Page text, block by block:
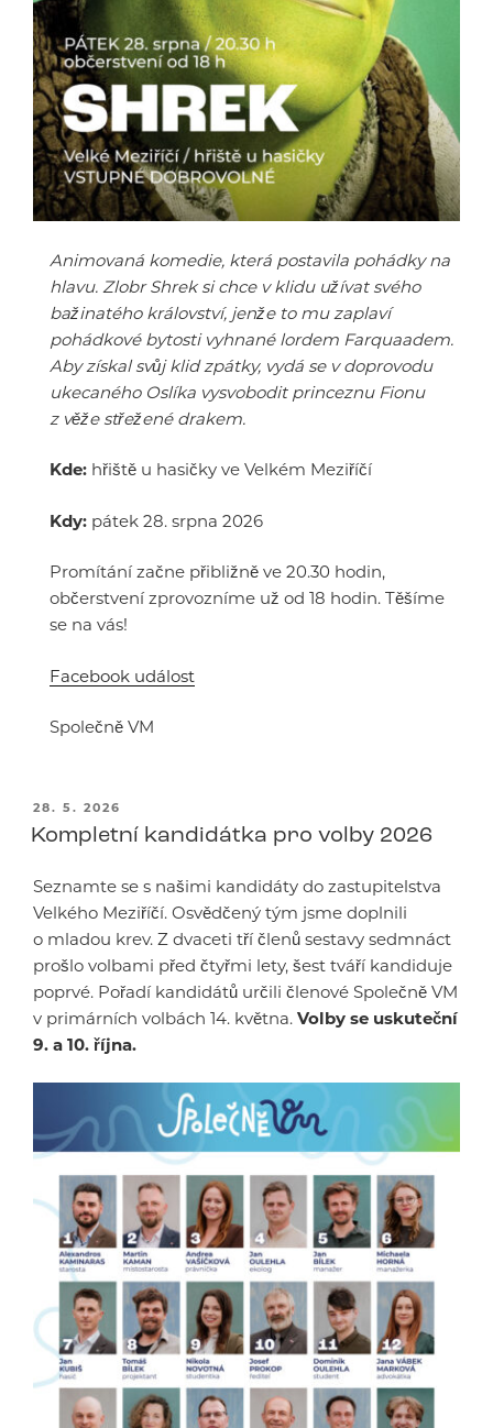
Animovaná komedie, která postavila pohádky na
hlavu. Zlobr Shrek si chce v klidu užívat svého
bažinatého království, jenže to mu zaplaví
pohádkové bytosti vyhnané lordem Farquaadem.
Aby získal svůj klid zpátky, vydá se v doprovodu
ukecaného Oslíka vysvobodit princeznu Fionu
z věže střežené drakem.
Kde: hřiště u hasičky ve Velkém Meziříčí
Kdy: pátek 28. srpna 2026
Promítání začne přibližně ve 20.30 hodin,
občerstvení zprovozníme už od 18 hodin. Těšíme
se na vás!
Facebook událost
Společně VM
PUBLIKOVÁNO
28. 5. 2026
Kompletní kandidátka pro volby 2026
Seznamte se s našimi kandidáty do zastupitelstva
Velkého Meziříčí. Osvědčený tým jsme doplnili
o mladou krev. Z dvaceti tří členů sestavy sedmnáct
prošlo volbami před čtyřmi lety, šest tváří kandiduje
poprvé. Pořadí kandidátů určili členové Společně VM
v primárních volbách 14. května. Volby se uskuteční
9. a 10. října.